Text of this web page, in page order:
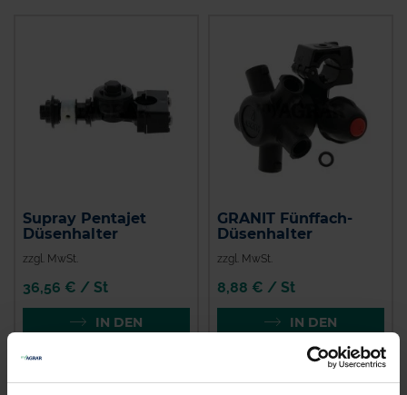
Supray Pentajet
Düsenhalter
zzgl. MwSt.
36,56 € / St
IN DEN
GRANIT Fünffach-
Düsenhalter
zzgl. MwSt.
8,88 € / St
IN DEN